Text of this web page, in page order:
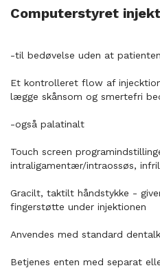
Computerstyret
-til bedøvelse uden at
Et kontrolleret flow af
lægge skånsom og smertefri
-også palatinalt
Touch screen
intraligamentær/intraossøs,
Gracilt, taktilt håndstykke -
fingerstøtte under injektionen
Anvendes med standard
Betjenes enten med separat